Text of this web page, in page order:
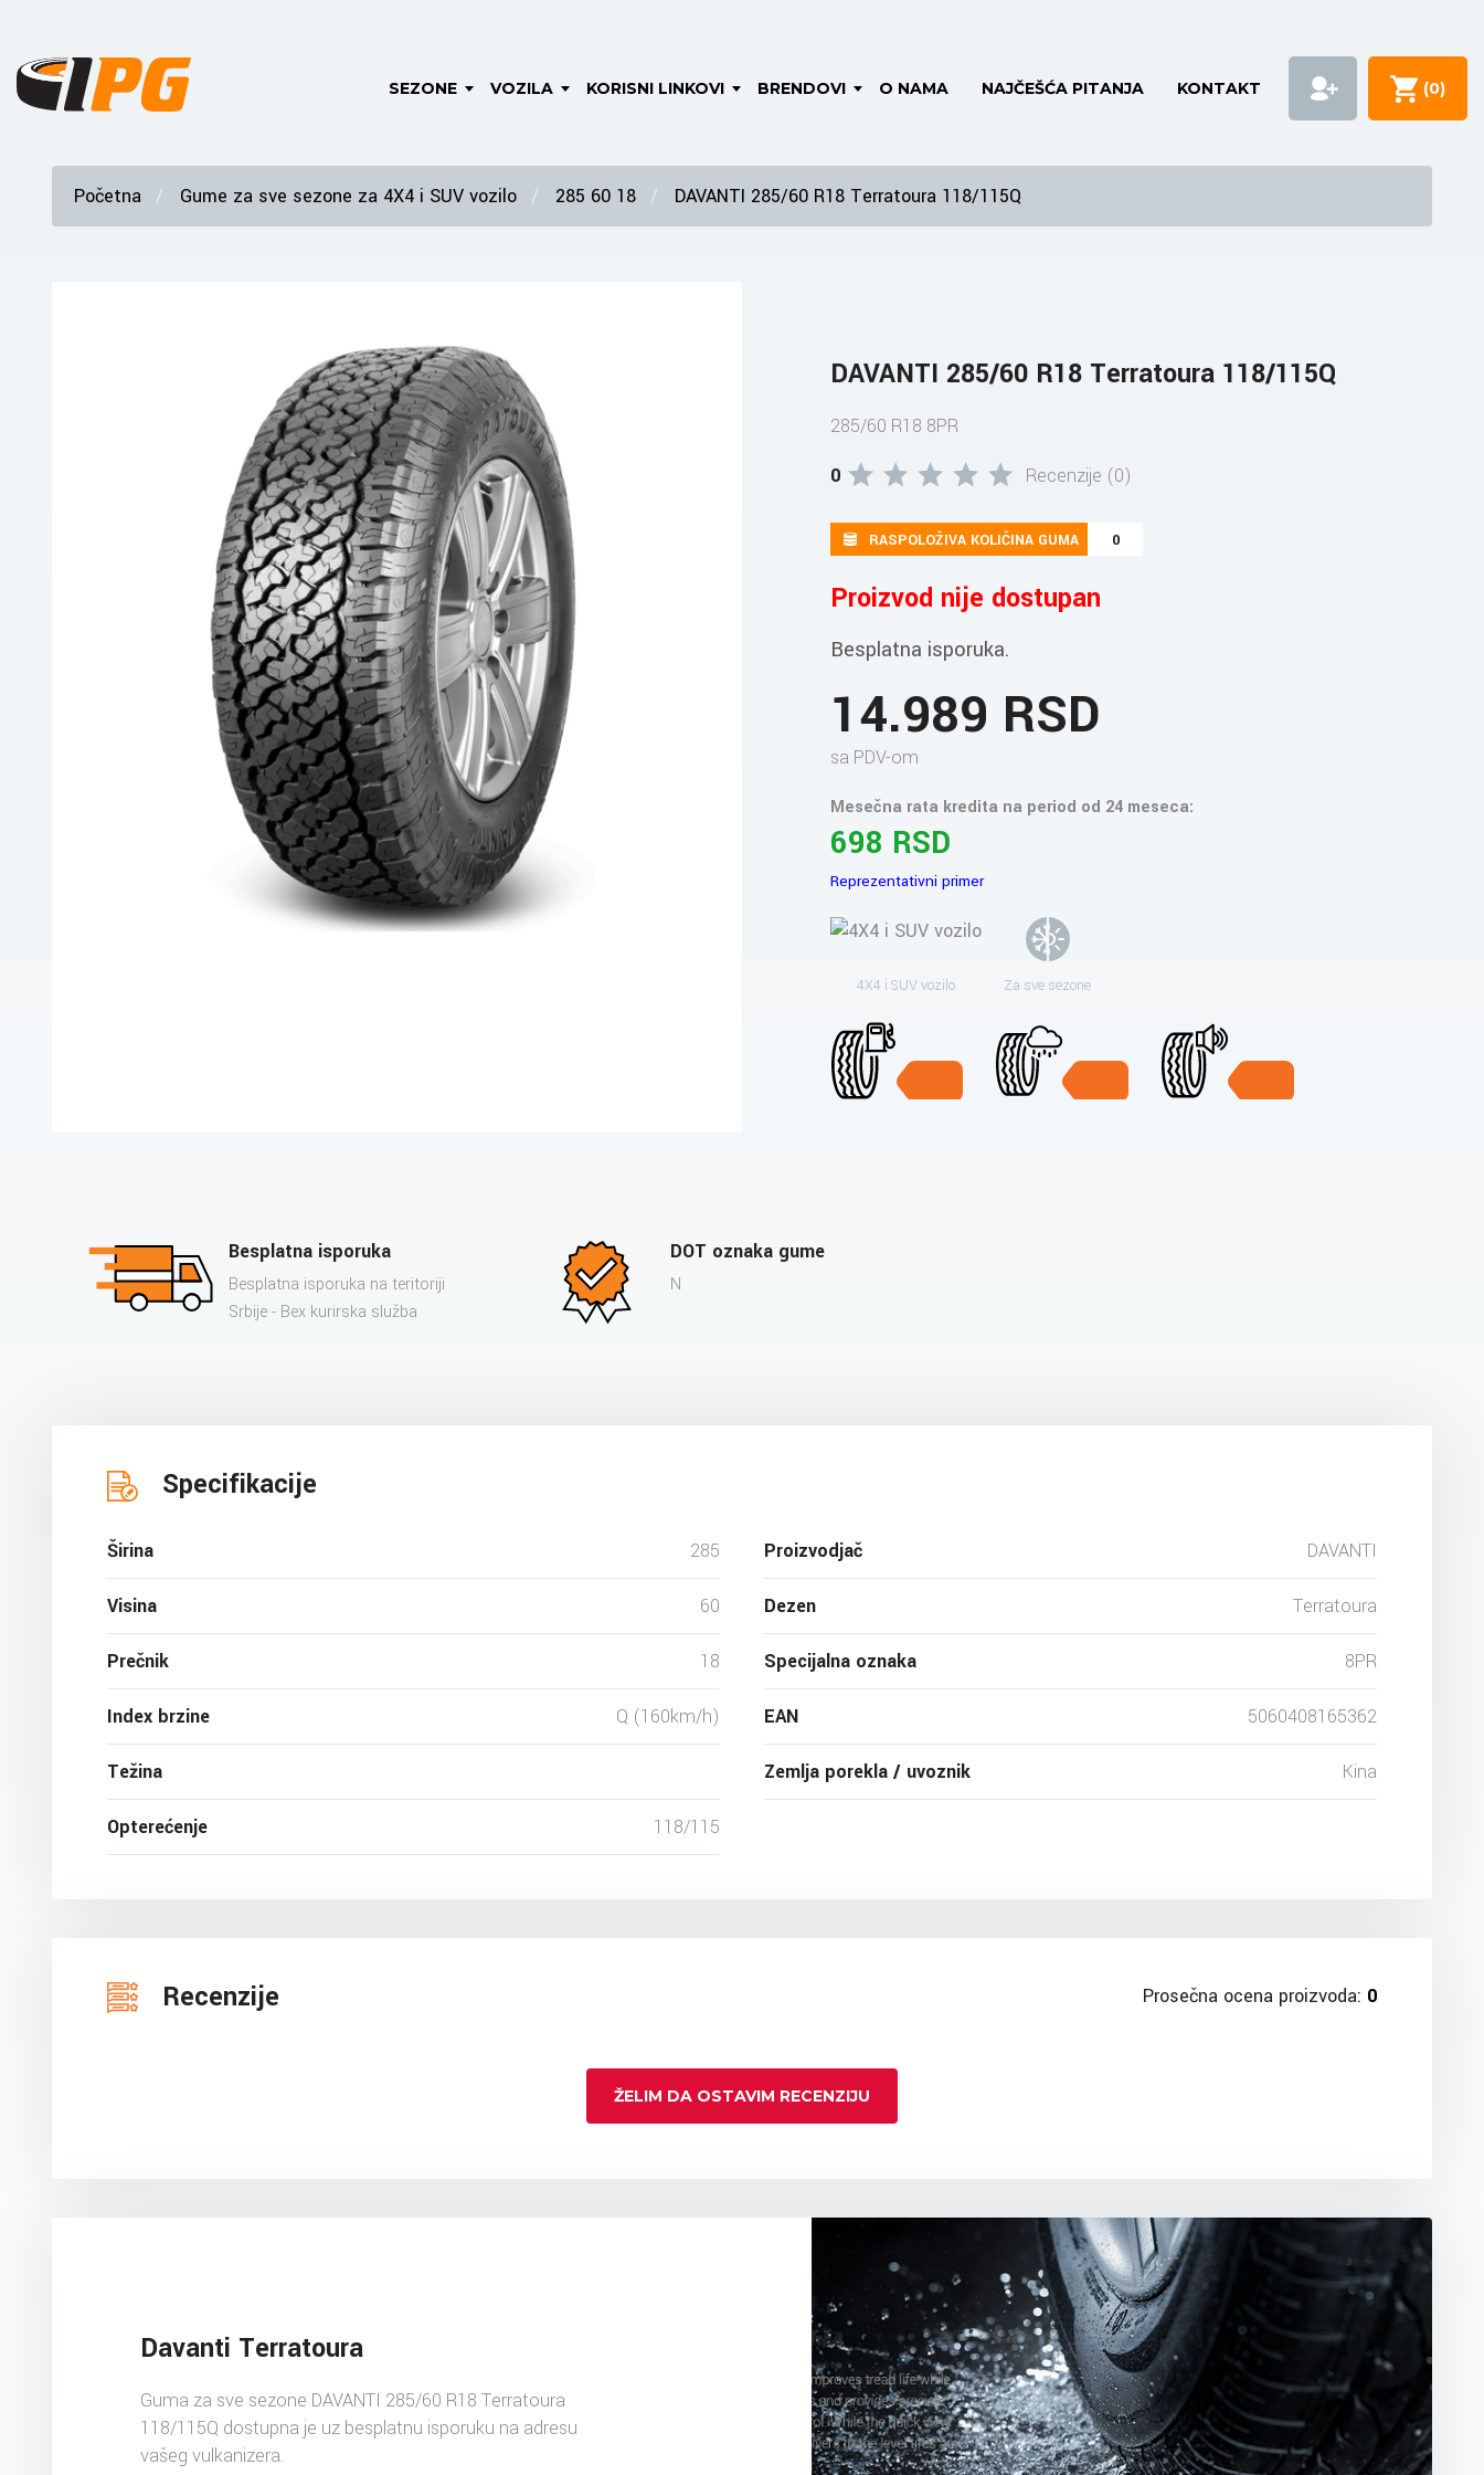
SEZONE VOZILA KORISNI LINKOVI BRENDOVI O NAMA NAJČEŠĆA PITANJA KONTAKT (0)
Početna Gume za sve sezone za 4X4 i SUV vozilo 285 60 18 DAVANTI 285/60 R18 Terratoura 118/115Q
DAVANTI 285/60 R18 Terratoura 118/115Q
285/60 R18 8PR
0
Recenzije (0)
RASPOLOŽIVA KOLIČINA GUMA 0
Proizvod nije dostupan
Besplatna isporuka.
14.989 RSD
sa PDV-om
Mesečna rata kredita na period od 24 meseca:
698 RSD
Reprezentativni primer
4X4 i SUV vozilo Za sve sezone
Besplatna isporuka
Besplatna isporuka na teritoriji
Srbije - Bex kurirska služba
DOT oznaka gume
N
Specifikacije
Širina 285
Visina 60
Prečnik 18
Index brzine Q (160km/h)
Težina
Opterećenje 118/115
Proizvodjač DAVANTI
Dezen Terratoura
Specijalna oznaka 8PR
EAN 5060408165362
Zemlja porekla / uvoznik Kina
Recenzije Prosečna ocena proizvoda: 0
ŽELIM DA OSTAVIM RECENZIJU
Davanti Terratoura
Guma za sve sezone DAVANTI 285/60 R18 Terratoura
118/115Q dostupna je uz besplatnu isporuku na adresu
vašeg vulkanizera.